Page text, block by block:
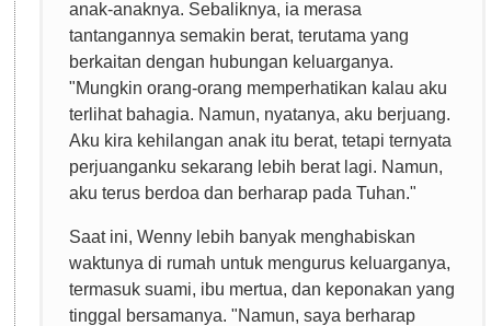
anak-anaknya. Sebaliknya, ia merasa
tantangannya semakin berat, terutama yang
berkaitan dengan hubungan keluarganya.
"Mungkin orang-orang memperhatikan kalau aku
terlihat bahagia. Namun, nyatanya, aku berjuang.
Aku kira kehilangan anak itu berat, tetapi ternyata
perjuanganku sekarang lebih berat lagi. Namun,
aku terus berdoa dan berharap pada Tuhan."
Saat ini, Wenny lebih banyak menghabiskan
waktunya di rumah untuk mengurus keluarganya,
termasuk suami, ibu mertua, dan keponakan yang
tinggal bersamanya. "Namun, saya berharap